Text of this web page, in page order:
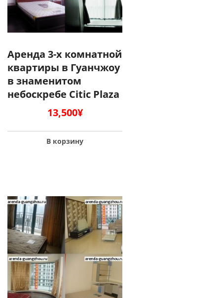
Аренда 3-х комнатной
квартиры в Гуанчжоу
в знаменитом
небоскребе Citic Plaza
13,500¥
В корзину